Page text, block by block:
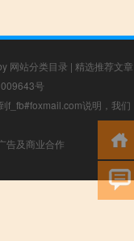
网站分类目录 | 精选推荐文章
号
f_fb#foxmail.com说明，我们
告及商业合作